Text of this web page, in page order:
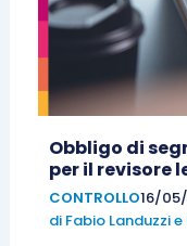
Obbligo di
per il revisore
CONTROLLO16/
di Fabio Landuzzie